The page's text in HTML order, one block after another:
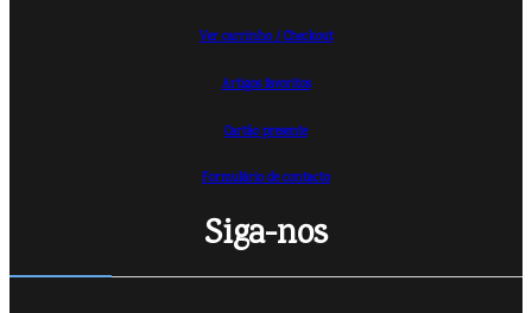
Ver carrinho /Checkout
Artigos favoritos
Cartão presente
Formulário de contacto
Siga-nos